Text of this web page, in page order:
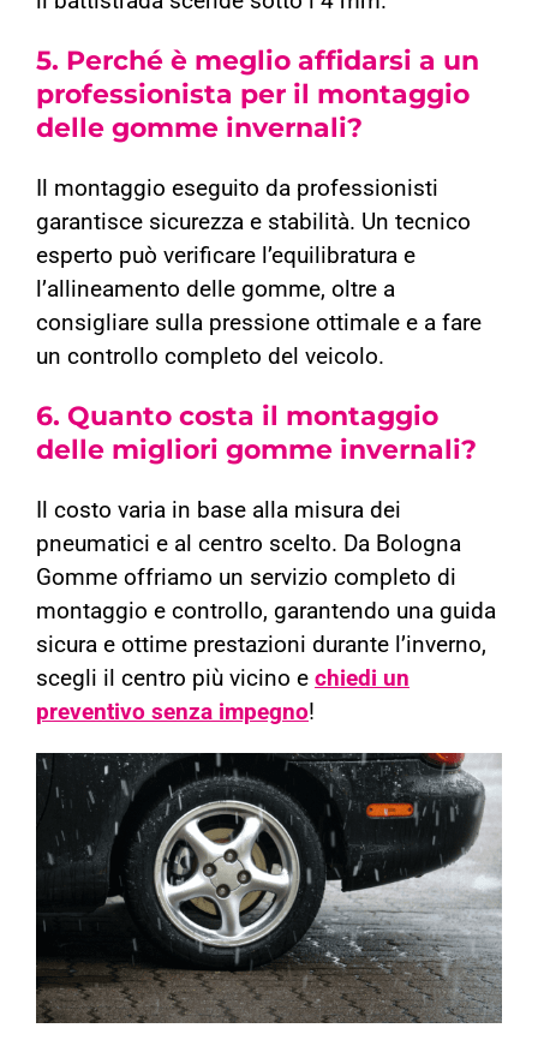
5. Perché è meglio affidarsi a un
professionista per il montaggio
delle gomme invernali?
Il montaggio eseguito da professionisti
garantisce sicurezza e stabilità. Un tecnico
esperto può verificare l’equilibratura e
l’allineamento delle gomme, oltre a
consigliare sulla pressione ottimale e a fare
un controllo completo del veicolo.
6. Quanto costa il montaggio
delle migliori gomme invernali?
Il costo varia in base alla misura dei
pneumatici e al centro scelto. Da Bologna
Gomme offriamo un servizio completo di
montaggio e controllo, garantendo una guida
sicura e ottime prestazioni durante l’inverno,
scegli il centro più vicino e chiedi un
preventivo senza impegno!